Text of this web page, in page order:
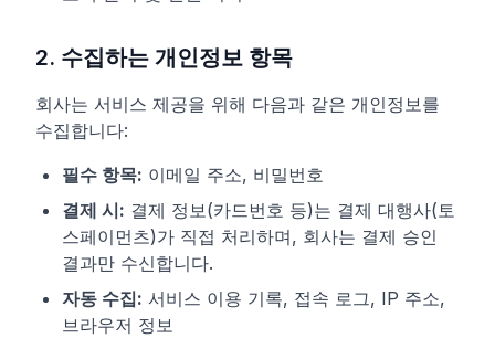
2. 수집하는 개인정보 항목
회사는 서비스 제공을 위해 다음과 같은 개인정보를
수집합니다:
필수 항목: 이메일 주소, 비밀번호
결제 시: 결제 정보(카드번호 등)는 결제 대행사(토
스페이먼츠)가 직접 처리하며, 회사는 결제 승인
결과만 수신합니다.
자동 수집: 서비스 이용 기록, 접속 로그, IP 주소,
브라우저 정보